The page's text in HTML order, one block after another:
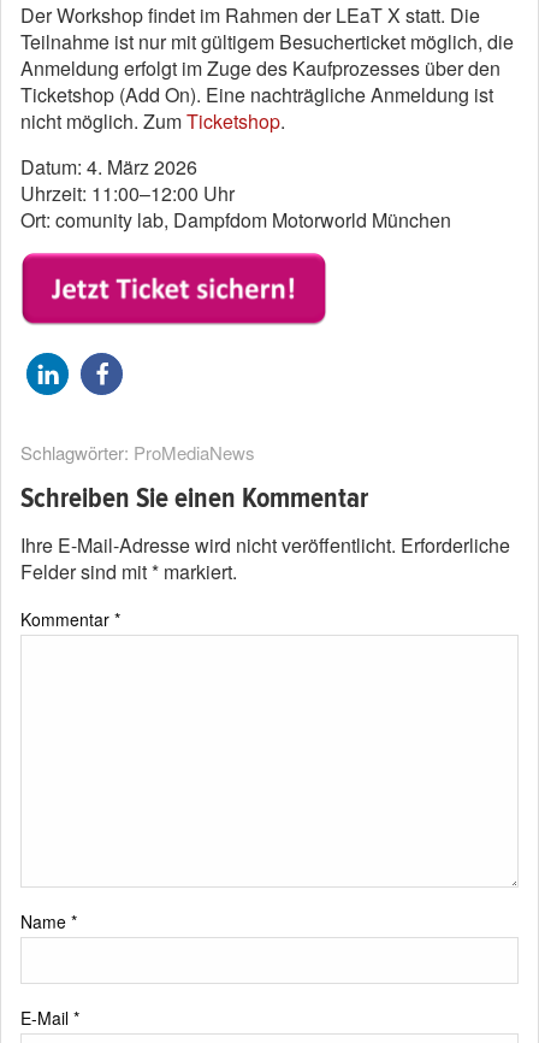
Der Workshop findet im Rahmen der LEaT X statt. Die
Teilnahme ist nur mit gültigem Besucherticket möglich, die
Anmeldung erfolgt im Zuge des Kaufprozesses über den
Ticketshop (Add On). Eine nachträgliche Anmeldung ist
nicht möglich. ZumTicketshop.
Datum: 4. März 2026
Uhrzeit: 11:00–12:00 Uhr
Ort: comunity lab, Dampfdom Motorworld München
Schlagwörter: ProMediaNews
Schreiben Sie einen Kommentar
Ihre E-Mail-Adresse wird nicht veröffentlicht. Erforderliche
Felder sind mit* markiert.
Kommentar *
Name *
E-Mail *